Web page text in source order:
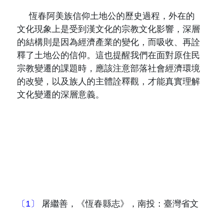
恆春阿美族信仰土地公的歷史過程，外在的
文化現象上是受到漢文化的宗教文化影響，深層
的結構則是因為經濟產業的變化，而吸收、再詮
釋了土地公的信仰。這也提醒我們在面對原住民
宗教變遷的課題時，應該注意部落社會經濟環境
的改變，以及族人的主體詮釋觀，才能真實理解
文化變遷的深層意義。
〔1〕
屠繼善，《恆春縣志》，南投：臺灣省文